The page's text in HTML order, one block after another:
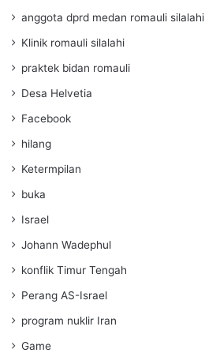
anggota dprd medan romauli silalahi
Klinik romauli silalahi
praktek bidan romauli
Desa Helvetia
Facebook
hilang
Ketermpilan
buka
Israel
Johann Wadephul
konflik Timur Tengah
Perang AS-Israel
program nuklir Iran
Game